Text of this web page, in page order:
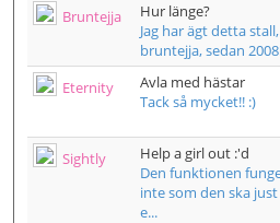
Bruntejja
Hur länge?
Jag har ägt detta stall,
bruntejja, sedan
Eternity
Avla med hästar
Tack så mycket!! :)
Sightly
Help a girl out :'d
Den funktionen
inte som den ska
e...